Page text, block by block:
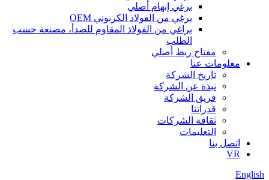
برغي إبهام أصلي
برغي من الفولاذ الكربوني OEM
براغي من الفولاذ المقاوم للصدأ، مصنعة حسب
الطلب
مفتاح ربط أصلي
معلومات عنا
تاريخ الشركة
نبذة عن الشركة
فريق الشركة
قدراتنا
ثقافة الشركات
التعليمات
اتصل بنا
VR
English